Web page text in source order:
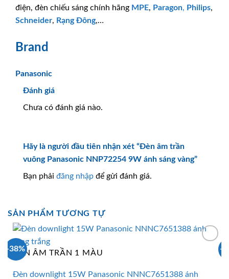
điện, đèn chiếu sáng chính hãng MPE, Paragon, Philips,
Schneider, Rạng Đông,…
Brand
Panasonic
Đánh giá
Chưa có đánh giá nào.
Hãy là người đầu tiên nhận xét “Đèn âm trần
vuông Panasonic NNP72254 9W ánh sáng vàng”
Bạn phải đăng nhập để gửi đánh giá.
SẢN PHẨM TƯƠNG TỰ
-38%
ĐÈN ÂM TRẦN 1 MÀU
Đèn downlight 15W Panasonic NNNC7651388 ánh
-